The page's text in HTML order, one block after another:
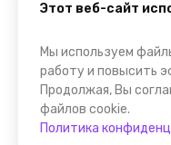
Этот веб-сайт
Мы используем
работу и повысить
Продолжая, Вы
файлов cookie.
Политика